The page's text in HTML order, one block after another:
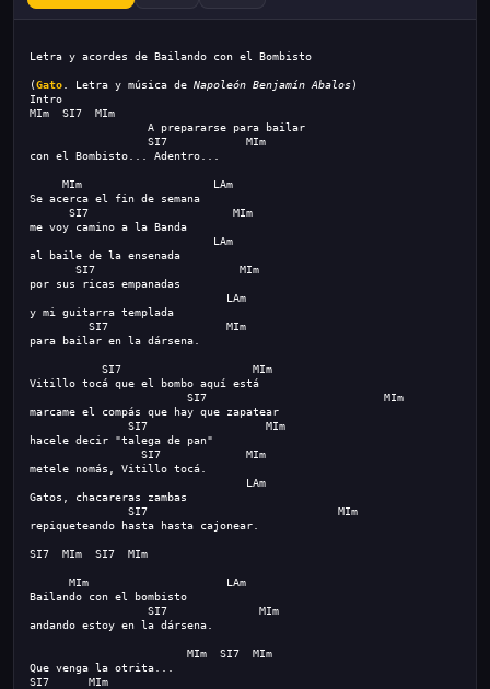
Letra y acordes de Bailando con el Bombisto
(Gato . Letra y música de Napoleón Benjamín Abalos)
Intro
MIm  SI7  MIm
A prepararse para bailar
SI7            MIm
con el Bombisto... Adentro...
MIm                    LAm
Se acerca el fin de semana
SI7                      MIm
me voy camino a la Banda
LAm
al baile de la ensenada
SI7
MIm
por sus ricas empanadas
LAm
y mi guitarra templada
SI7
MIm
para bailar en la dársena.
SI7                    MIm
Vitillo tocá que el bombo aquí está
SI7                           MIm
marcame el compás que hay que zapatear
SI7                  MIm
hacele decir "talega de pan"
SI7             MIm
metele nomás, Vitillo tocá.
LAm
Gatos, chacareras zambas
SI7                             MIm
repiqueteando hasta hasta cajonear.
SI7  MIm SI7  MIm
MIm
LAm
Bailando con el bombisto
SI7              MIm
andando estoy en la dársena.
MIm  SI7  MIm
Que venga la otrita...
SI7      MIm